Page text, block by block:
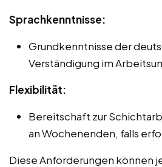
Sprachkenntnisse:
Grundkenntnisse der
Verständigung im
Flexibilität:
Bereitschaft zur
an Wochenenden, falls
Diese Anforderungen können